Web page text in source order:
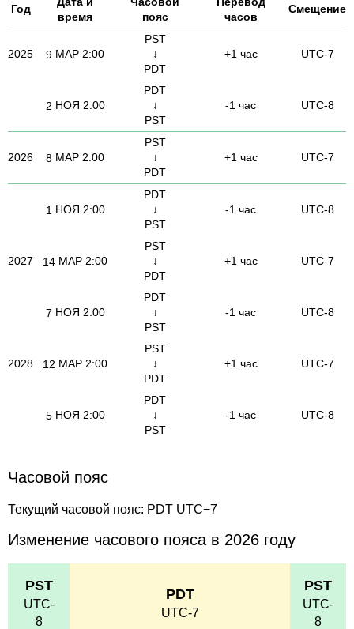
Год
время
пояс
часов
Смещение
2025 9 МАР 2:00
PST
↓
PDT
+1 час UTC-7
2 НОЯ 2:00
PDT
↓
PST
-1 час UTC-8
2026 8 МАР 2:00
PST
↓
PDT
+1 час UTC-7
1 НОЯ 2:00
PDT
↓
PST
-1 час UTC-8
2027 14 МАР 2:00
PST
↓
PDT
+1 час UTC-7
7 НОЯ 2:00
PDT
↓
PST
-1 час UTC-8
2028 12 МАР 2:00
PST
↓
PDT
+1 час UTC-7
5НОЯ 2:00
PDT
↓
PST
-1 час UTC-8
Часовой пояс
Текущий часовой пояс: PDT UTC−7
Изменение часового пояса в 2026 году
PST
UTC-
8
PDT
UTC-7
PST
UTC-
8